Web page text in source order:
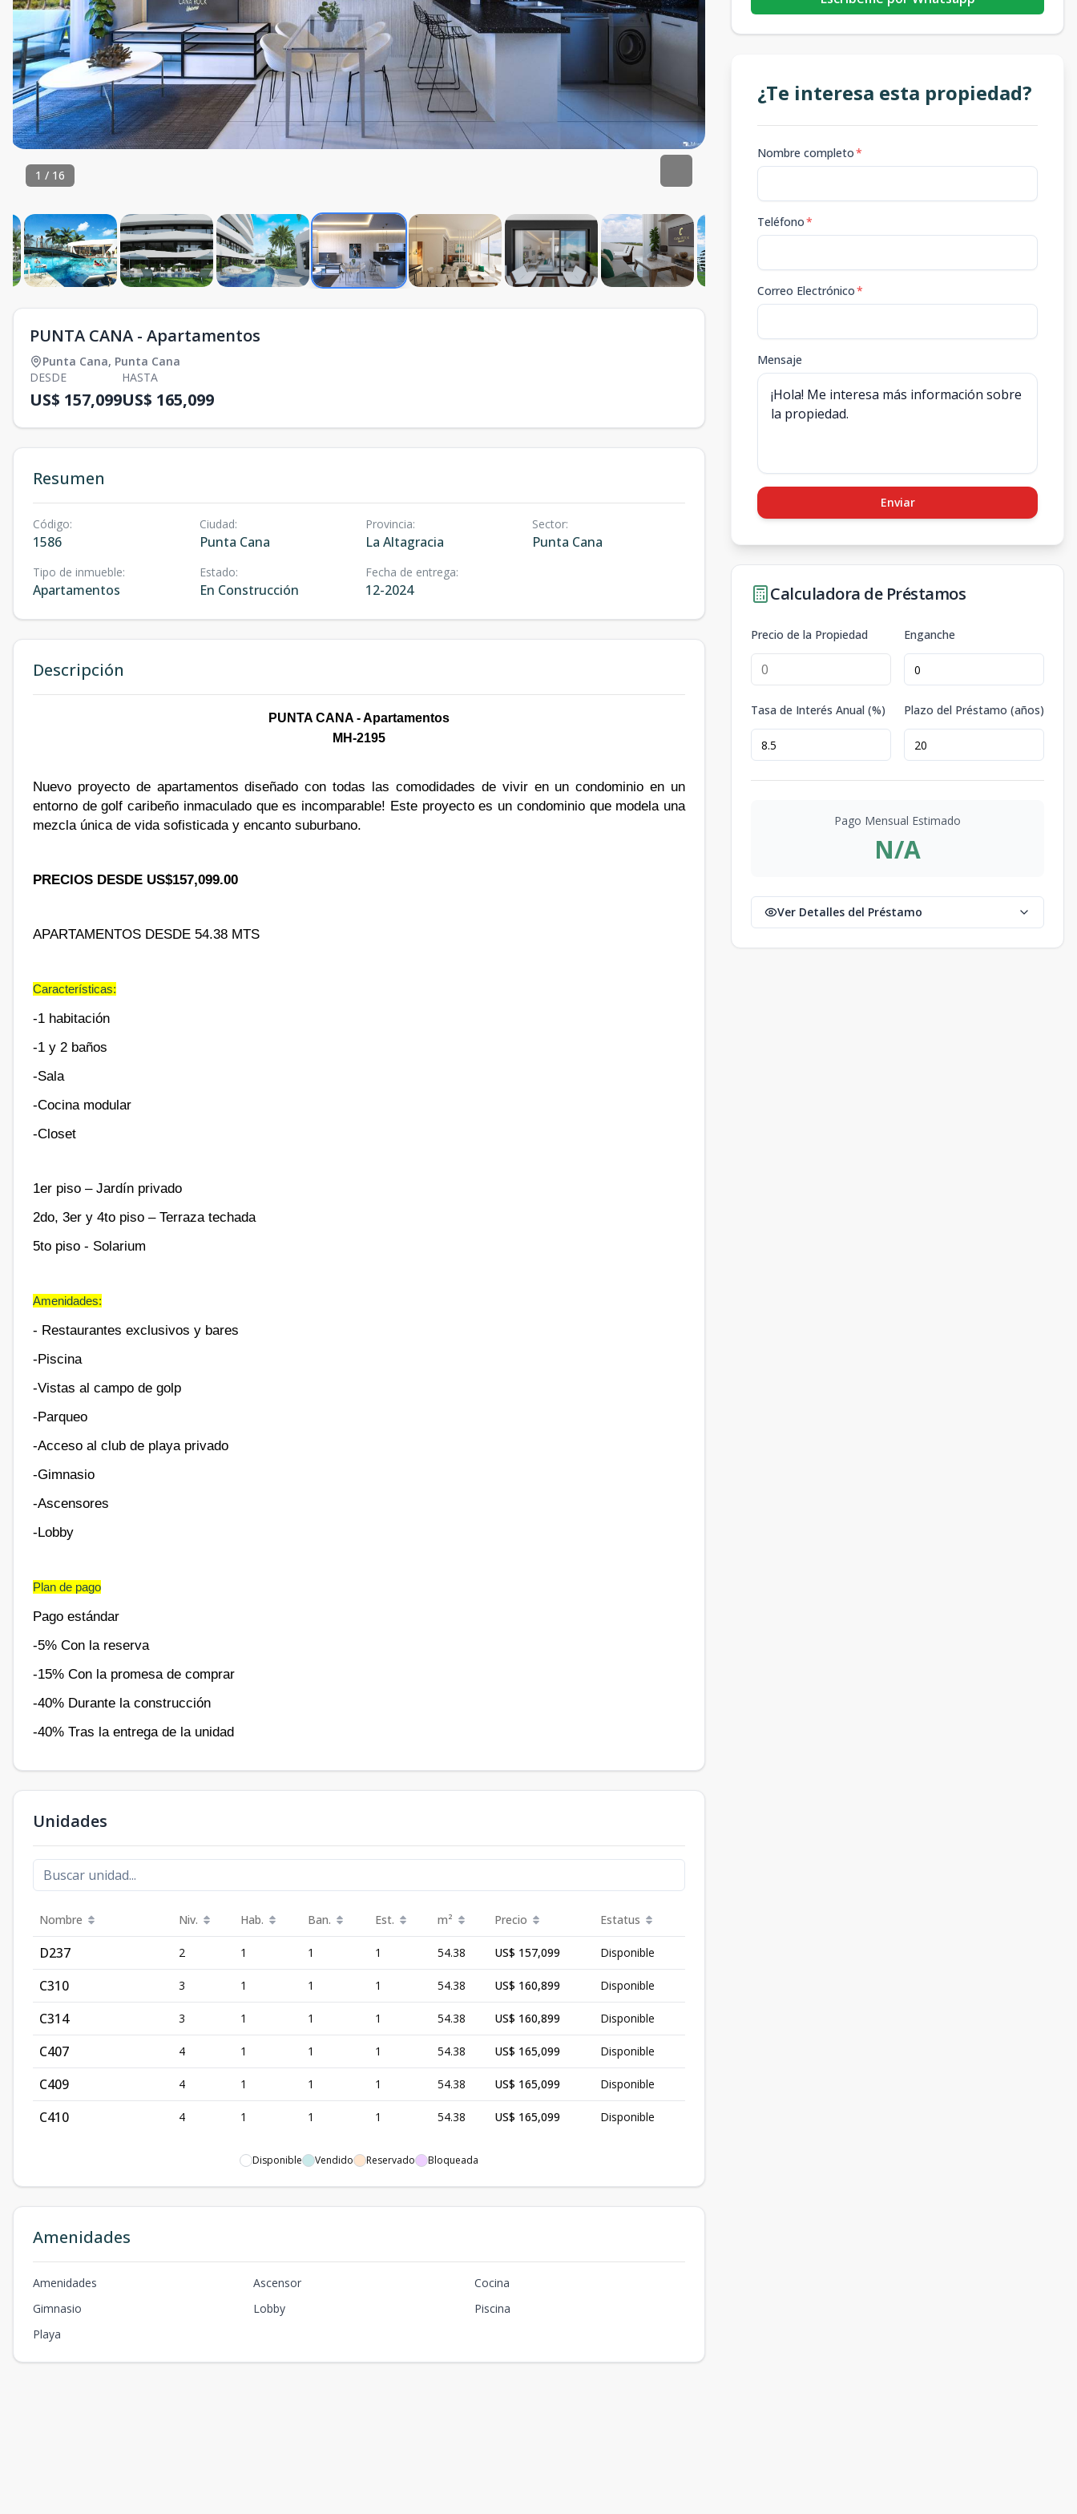
1 / 16
PUNTA CANA - Apartamentos
Punta Cana, Punta Cana
DESDE
US$ 157,099
HASTA
US$ 165,099
Resumen
Código:
1586
Ciudad:
Punta Cana
Provincia:
La Altagracia
Sector:
Punta Cana
Tipo de inmueble:
Apartamentos
Estado:
En Construcción
Fecha de entrega:
12-2024
Descripción
PUNTA CANA - Apartamentos
MH-2195
Nuevo proyecto de apartamentos diseñado con todas las comodidades de vivir en un condominio en un
entorno de golf caribeño inmaculado que es incomparable! Este proyecto es un condominio que modela una
mezcla única de vida sofisticada y encanto suburbano.
PRECIOS DESDE US$157,099.00
APARTAMENTOS DESDE 54.38 MTS
Características:
-1 habitación
-1 y 2 baños
-Sala
-Cocina modular
-Closet
1er piso – Jardín privado
2do, 3er y 4to piso – Terraza techada
5to piso - Solarium
Amenidades:
- Restaurantes exclusivos y bares
-Piscina
-Vistas al campo de golp
-Parqueo
-Acceso al club de playa privado
-Gimnasio
-Ascensores
-Lobby
Plan de pago
Pago estándar
-5% Con la reserva
-15% Con la promesa de comprar
-40% Durante la construcción
-40% Tras la entrega de la unidad
Unidades
Nombre Niv. Hab. Ban. Est. m² Precio Estatus
D237 2 1 1 1 54.38 US$ 157,099 Disponible
C310 3 1 1 1 54.38 US$ 160,899 Disponible
C314 3 1 1 1 54.38 US$ 160,899 Disponible
C407 4 1 1 1 54.38 US$ 165,099 Disponible
C409 4 1 1 1 54.38 US$ 165,099 Disponible
C410 4 1 1 1 54.38 US$ 165,099 Disponible
Disponible Vendido Reservado Bloqueada
Amenidades
Amenidades Ascensor
Cocina
Gimnasio
Lobby
Piscina
Playa
¿Te interesa esta propiedad?
Nombre completo*
Teléfono*
Correo Electrónico*
Mensaje
Enviar
Calculadora de Préstamos
Precio de la Propiedad Enganche
Tasa de Interés Anual (%) Plazo del Préstamo (años)
Pago Mensual Estimado
N/A
Ver Detalles del Préstamo